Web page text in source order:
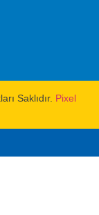
Saklıdır. Pixel